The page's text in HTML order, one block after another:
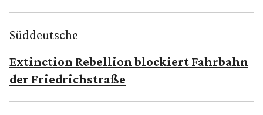
Süddeutsche
Extinction Rebellion blockiert Fahrbahn
der Friedrichstraße